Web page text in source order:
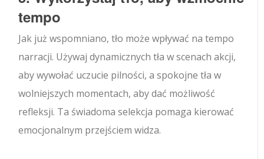
tempo
Jak już wspomniano, tło może wpływać na tempo
narracji. Używaj dynamicznych tła w scenach akcji,
aby wywołać uczucie pilności, a spokojne tła w
wolniejszych momentach, aby dać możliwość
refleksji. Ta świadoma selekcja pomaga kierować
emocjonalnym przejściem widza.